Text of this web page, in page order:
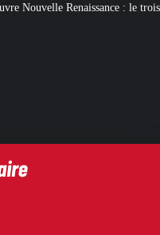
caprice patrimonial de Macron